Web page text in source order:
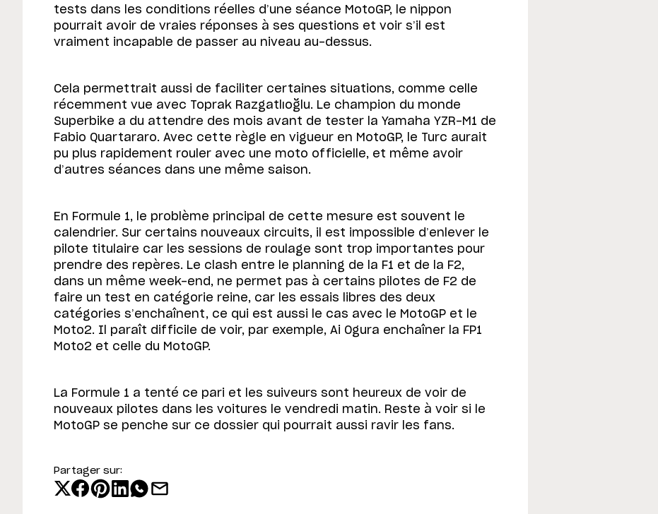
tests dans les conditions réelles d’une séance MotoGP, le nippon
pourrait avoir de vraies réponses à ses questions et voir s’il est
vraiment incapable de passer au niveau au-dessus.
Cela permettrait aussi de faciliter certaines situations, comme celle
récemment vue avec Toprak Razgatlıoğlu. Le champion du monde
Superbike a du attendre des mois avant de tester la Yamaha YZR-M1 de
Fabio Quartararo. Avec cette règle en vigueur en MotoGP, le Turc aurait
pu plus rapidement rouler avec une moto officielle, et même avoir
d’autres séances dans une même saison.
En Formule 1, le problème principal de cette mesure est souvent le
calendrier. Sur certains nouveaux circuits, il est impossible d’enlever le
pilote titulaire car les sessions de roulage sont trop importantes pour
prendre des repères. Le clash entre le planning de la F1 et de la F2,
dans un même week-end, ne permet pas à certains pilotes de F2 de
faire un test en catégorie reine, car les essais libres des deux
catégories s’enchaînent, ce qui est aussi le cas avec le MotoGP et le
Moto2. Il paraît difficile de voir, par exemple, Ai Ogura enchaîner la FP1
Moto2 et celle du MotoGP.
La Formule 1 a tenté ce pari et les suiveurs sont heureux de voir de
nouveaux pilotes dans les voitures le vendredi matin. Reste à voir si le
MotoGP se penche sur ce dossier qui pourrait aussi ravir les fans.
Partager sur: